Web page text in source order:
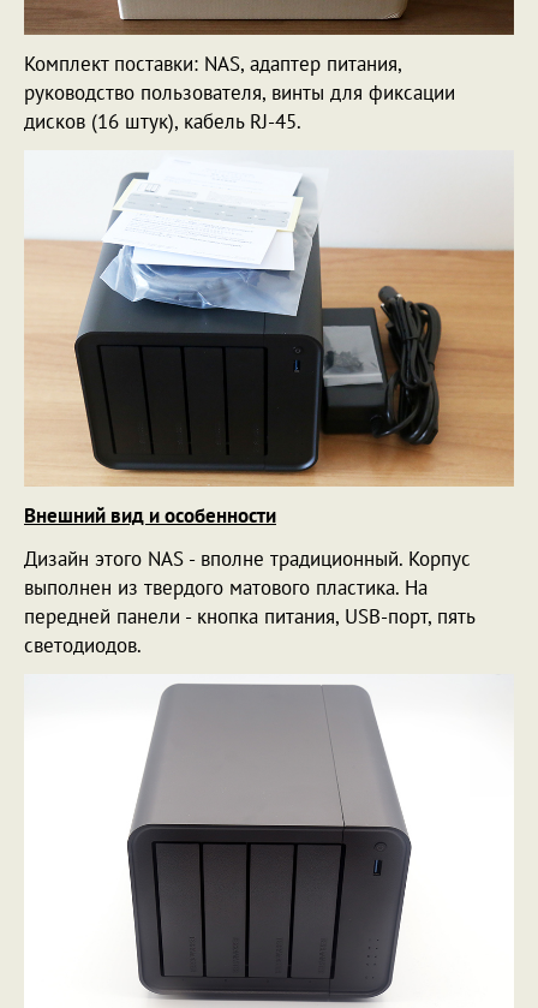
Комплект поставки: NAS, адаптер питания,
руководство пользователя, винты для фиксации
дисков (16 штук), кабель RJ-45.
Внешний вид и особенности
Дизайн этого NAS - вполне традиционный. Корпус
выполнен из твердого матового пластика. На
передней панели - кнопка питания, USB-порт, пять
светодиодов.